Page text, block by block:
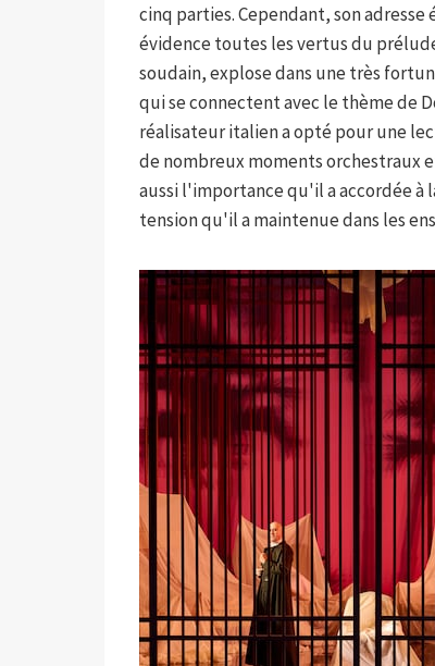
cinq parties. Cependant, son
évidence toutes les vertus du
soudain, explose dans une très
qui se connectent avec le thème de
réalisateur italien a opté pour une
de nombreux moments orchestraux
aussi l'importance qu'il a accordée à
tension qu'il a maintenue dans les